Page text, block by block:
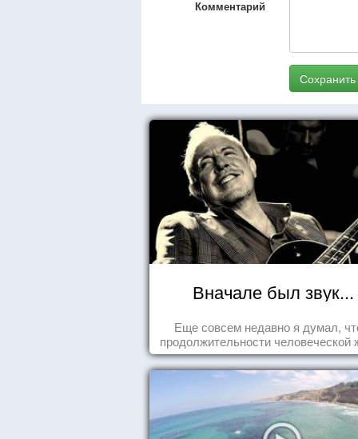
Комментарий
Сохранить
Вначале был звук...
Еще совсем недавно я думал,
продолжительности человеческой
заложена какая-то ошибка.